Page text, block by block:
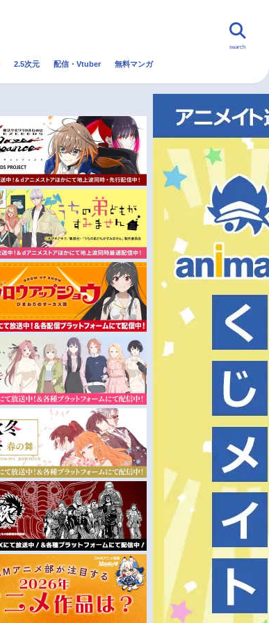
トレンド 無料マンガ
秋アニメ
冬アニメ
search
2.5次元 配信・Vtuber 無料マンガ